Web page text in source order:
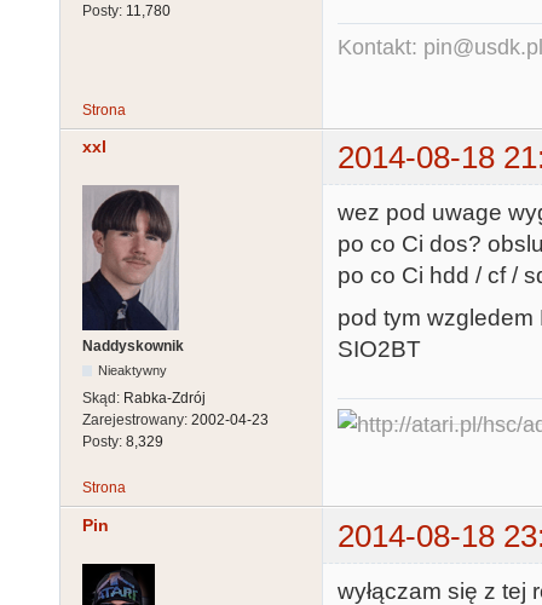
Posty: 11,780
Kontakt: pin@usdk.pl
Strona
xxl 2014-08-18
Naddyskownik
Nieaktywny
Skąd: Rabka-Zdrój
Zarejestrowany: 2002-04-23
Posty: 8,329
wez pod uwage
po co Ci dos?
po co Ci hdd / cf /
pod tym
SIO2BT
Strona
Pin 2014-08-18
wyłączam się z tej